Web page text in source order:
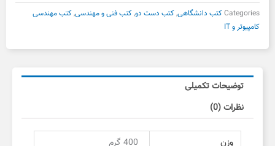
علوم
انسانی
دست
دوم
Categoriesکتب دانشگاهی,کتب دست دو,کتب فنی و مهندسی,کتب مهندسی
کامپیوتر و IT
توضیحات تکمیلی
نظرات (0)
وزن
400 گرم